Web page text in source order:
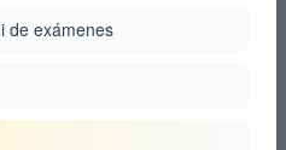
de exámenes